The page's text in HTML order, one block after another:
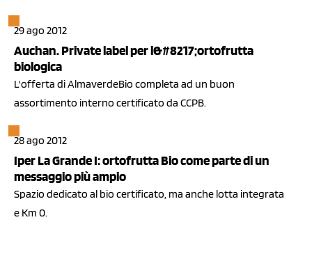
29 ago 2012
Auchan. Private label per l&#8217;ortofrutta
biologica
L'offerta di AlmaverdeBio completa ad un buon
assortimento interno certificato da CCPB.
28 ago 2012
Iper La Grande I: ortofrutta Bio come parte di un
messaggio più ampio
Spazio dedicato al bio certificato, ma anche lotta integrata
e Km 0.